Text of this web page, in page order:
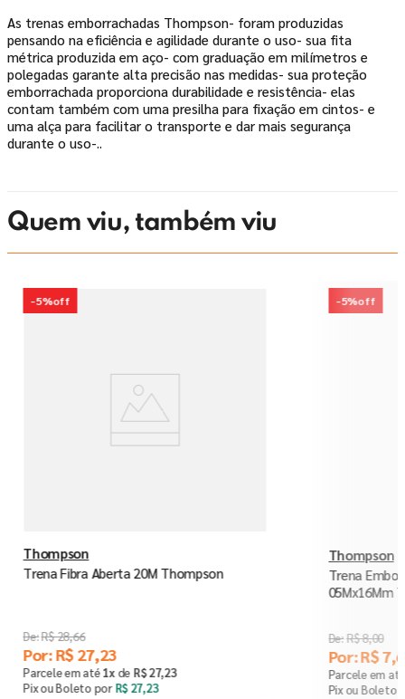
As trenas emborrachadas Thompson- foram produzidas
pensando na eficiência e agilidade durante o uso- sua fita
métrica produzida em aço- com graduação em milímetros e
polegadas garante alta precisão nas medidas- sua proteção
emborrachada proporciona durabilidade e resistência- elas
contam também com uma presilha para fixação em cintos- e
uma alça para facilitar o transporte e dar mais segurança
durante o uso-..
Quem viu, também viu
-5%off
Thompson
Trena Fibra Aberta 20M Thompson
R$28,66
Por:R$27,23
Parcele em até1x de R$27,23
Pix ou Boleto porR$ 27,23
-5%off
Thompson
Trena
05Mx16Mm
R$8,00
Por:R$7,
Parcele em
Pix ou Boleto